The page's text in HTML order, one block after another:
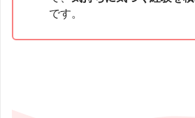
です。